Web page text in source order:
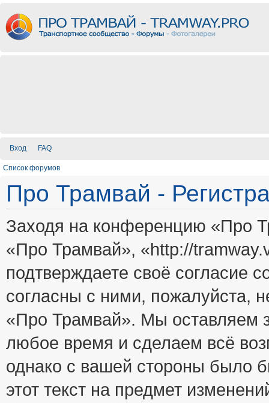
Вход FAQ
Список форумов
Про Трамвай -
Заходя на конференцию «Про
«Про Трамвай», «http://
подтверждаете своё
согласны с ними, пожалуйста,
«Про Трамвай». Мы оставляем
любое время и сделаем всё
однако с вашей стороны было
этот текст на предмет